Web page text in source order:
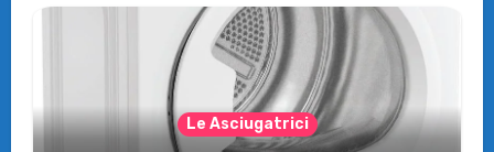
Le Asciugatrici